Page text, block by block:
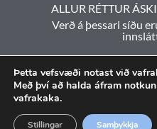
ALLUR RÉTTUR
Verð á þessari síðu
Þetta vefsvæði notast við
Með því að halda áfram
vafrakaka.
Samþykkja
Stillingar